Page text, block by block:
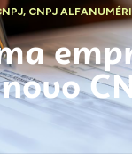
, CNPJ